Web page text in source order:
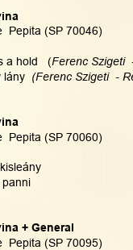
Pepita (SP 70046)
a hold   (Ferenc Szigeti
lány (Ferenc Szigeti  -
Pepita (SP 70060)
panni
+ General
Pepita (SP 70095)